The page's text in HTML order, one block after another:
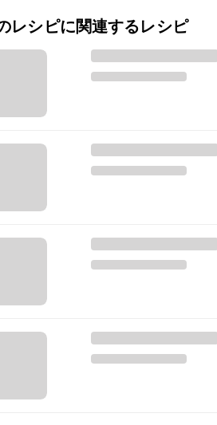
レシピに関連するレシピ